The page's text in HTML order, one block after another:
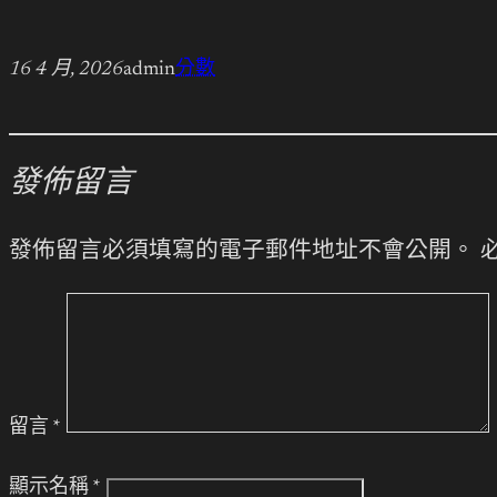
16 4 月, 2026admin分數
發佈留言
發佈留言必須填寫的電子郵件地址不會公開。
留言 *
顯示名稱 *